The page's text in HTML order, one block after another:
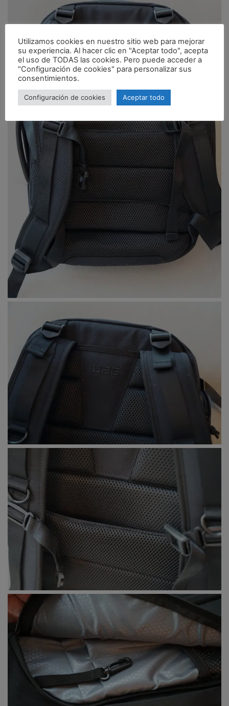
Utilizamos cookies en nuestro sitio web para mejorar
su experiencia. Al hacer clic en "Aceptar todo", acepta
el uso de TODAS las cookies. Pero puede acceder a
"Configuración de cookies" para personalizar sus
consentimientos.
Configuración de cookies Aceptar todo